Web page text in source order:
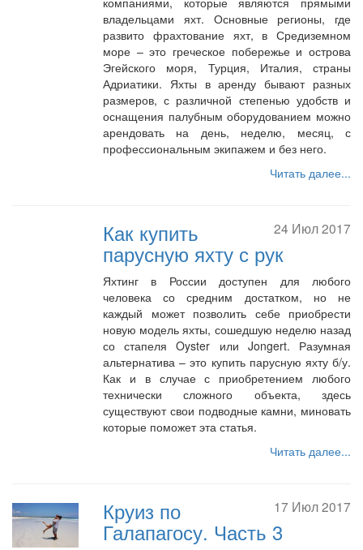
владельцами яхт. Основные регионы, где
развито фрахтование яхт, в Средиземном
море – это греческое побережье и острова
Эгейского моря, Турция, Италия, страны
Адриатики. Яхты в аренду бывают разных
размеров, с различной степенью удобств и
оснащения палубным оборудованием можно
арендовать на день, неделю, месяц, с
профессиональным экипажем и без него.
Читать далее...
24 Июл 2017
Как купить
парусную яхту с рук
Яхтинг в России доступен для любого
человека со средним достатком, но не
каждый может позволить себе приобрести
новую модель яхты, сошедшую неделю назад
со стапеля Oyster или Jongert. Разумная
альтернатива – это купить парусную яхту б/у.
Как и в случае с приобретением любого
технически сложного объекта, здесь
существуют свои подводные камни, миновать
которые поможет эта статья.
Читать далее...
17 Июл 2017
Круиз по
Галапагосу. Часть 3